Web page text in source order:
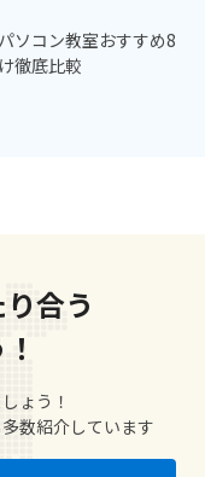
ソコン教室おすすめ8
徹底比較
合う
ょう！
数紹介しています